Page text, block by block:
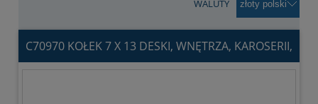
WALUTY
C70970 KOŁEK 7 X 13 DESKI, WNĘTRZA, KAROSERII,